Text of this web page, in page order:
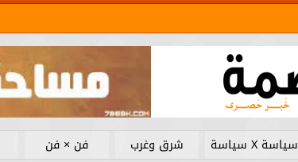
سياسة X سياسة شرق وغرب فن × فن